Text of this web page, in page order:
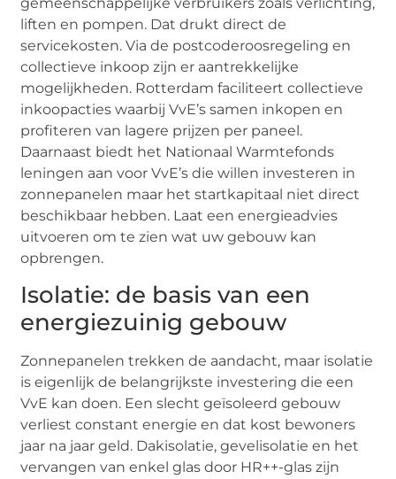
liften en pompen. Dat drukt direct de
servicekosten. Via de postcoderoosregeling en
collectieve inkoop zijn er aantrekkelijke
mogelijkheden. Rotterdam faciliteert collectieve
inkoopacties waarbij VvE’s samen inkopen en
profiteren van lagere prijzen per paneel.
Daarnaast biedt het Nationaal Warmtefonds
leningen aan voor VvE’s die willen investeren in
zonnepanelen maar het startkapitaal niet direct
beschikbaar hebben. Laat een energieadvies
uitvoeren om te zien wat uw gebouw kan
opbrengen.
Isolatie: de basis van een
energiezuinig gebouw
Zonnepanelen trekken de aandacht, maar isolatie
is eigenlijk de belangrijkste investering die een
VvE kan doen. Een slecht geïsoleerd gebouw
verliest constant energie en dat kost bewoners
jaar na jaar geld. Dakisolatie, gevelisolatie en het
vervangen van enkel glas door HR++-glas zijn